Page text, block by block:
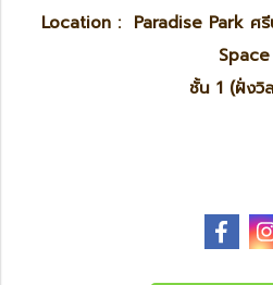
Location : Paradise Park ศ
Space
ชั้น 1 (ฝั่งวิ